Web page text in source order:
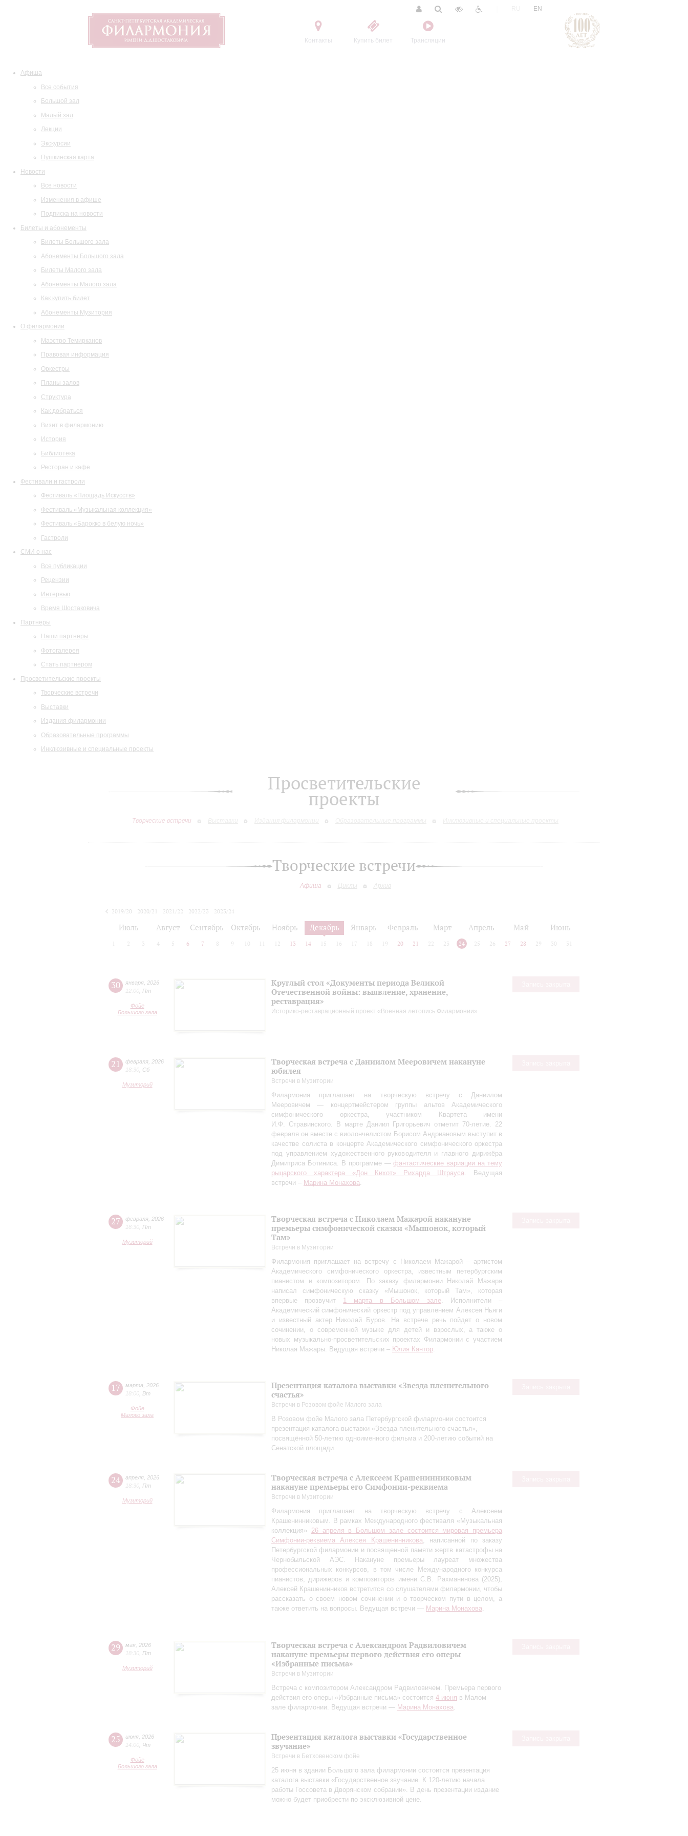
Контакты Купить билет Трансляции
EN
Афиша
Все события
Большой зал
Малый зал
Лекции
Экскурсии
Пушкинская карта
Новости
Все новости
Изменения в афише
Подписка на новости
Билеты и абонементы
Билеты Большого зала
Абонементы Большого зала
Билеты Малого зала
Абонементы Малого зала
Как купить билет
Абонементы Музитория
О филармонии
Маэстро Темирканов
Правовая информация
Оркестры
Планы залов
Структура
Как добраться
Визит в филармонию
История
Библиотека
Ресторан и кафе
Фестивали и гастроли
Фестиваль «Площадь Искусств»
Фестиваль «Музыкальная коллекция»
Фестиваль «Барокко в белую ночь»
Гастроли
СМИ о нас
Все публикации
Рецензии
Интервью
Время Шостаковича
Партнеры
Наши партнеры
Фотогалерея
Стать партнером
Просветительские проекты
Творческие встречи
Выставки
Издания филармонии
Образовательные программы
Инклюзивные и специальные проекты
Просветительские
проекты
Творческие встречи
Творческие встречи
Афиша Циклы Архив
2019/20 2020/21 2021/22 2022/23
2023/24
Июль Август Сентябрь Октябрь Ноябрь Декабрь Январь Февраль Март Апрель Май Июнь
2 3 4 5 6 7 8 9 10 12 13 14 15 16 17 18 19 20 21 22 23 24 25 26 27 28 29 30 31
30 января 2026
12:00 Пт
Фойе
Большого зала
Круглый стол «Документы периода Великой
Отечественной войны: выявление, хранение,
реставрация»
Историко-реставрационный проект «Военная летопись Филармонии»
21 февраля 2026
18:30 Сб
Музиторий
Творческая встреча с Даниилом Мееровичем накануне
юбилея
Встречи в Музитории
Филармония приглашает на творческую встречу с Даниилом
Мееровичем — концертмейстером группы альтов Академического
симфонического оркестра, участником Квартета имени
И.Ф. Стравинского. В марте Даниил Григорьевич отметит 70‑летие. 22
февраля он вместе с виолончелистом Борисом Андриановым выступит в
качестве солиста в концерте Академического симфонического оркестра
под управлением художественного руководителя и главного дирижёра
Димитриса Ботиниса. В программе — фантастические вариации на тему
рыцарского характера «Дон Кихот» Рихарда Штрауса. Ведущая
встречи – Марина Монахова.
27 февраля 2026
18:30 Пт
Музиторий
Творческая встреча с Николаем Мажарой накануне
премьеры симфонической сказки «Мышонок, который
Там»
Встречи в Музитории
Филармония приглашает на встречу с Николаем Мажарой – артистом
Академического симфонического оркестра, известным петербургским
пианистом и композитором. По заказу филармонии Николай Мажара
написал симфоническую сказку «Мышонок, который Там», которая
впервые прозвучит 1 марта в Большом зале. Исполнители –
Академический симфонический оркестр под управлением Алексея Ньяги
и известный актер Николай Буров. На встрече речь пойдет о новом
сочинении, о современной музыке для детей и взрослых, а также о
новых музыкально-просветительских проектах Филармонии с участием
Николая Мажары. Ведущая встречи – Юлия Кантор.
17 марта
2026
18:00
Вт
Фойе
Малого зала
Презентация каталога выставки «Звезда пленительного
счастья»
Встречи в Розовом фойе Малого зала
В Розовом фойе Малого зала Петербургской филармонии состоится
презентация каталога выставки «Звезда пленительного счастья»,
посвящённой 50-летию одноименного фильма и 200-летию событий на
Сенатской площади.
24 апреля 2026
18:30
Пт
Музиторий
Творческая встреча с Алексеем Крашенинниковым
накануне премьеры его Симфонии-реквиема
Встречи в Музитории
Филармония приглашает на творческую встречу с Алексеем
Крашенинниковым. В рамках Международного фестиваля «Музыкальная
коллекция» 26 апреля в Большом зале состоится мировая премьера
Симфонии-реквиема Алексея Крашенинникова, написанной по заказу
Петербургской филармонии и посвященной памяти жертв катастрофы на
Чернобыльской АЭС. Накануне премьеры лауреат множества
профессиональных конкурсов, в том числе Международного конкурса
пианистов, дирижеров и композиторов имени С.В. Рахманинова (2025),
Алексей Крашенинников встретится со слушателями филармонии, чтобы
рассказать о своем новом сочинении и о творческом пути в целом, а
также ответить на вопросы. Ведущая встречи — Марина Монахова.
29 мая 2026
18:30 Пт
Музиторий
Творческая встреча с Александром Радвиловичем
накануне премьеры первого действия его оперы
«Избранные письма»
Встречи в Музитории
Встреча с композитором Александром Радвиловичем. Премьера первого
действия его оперы «Избранные письма» состоится 4 июня в Малом
зале филармонии. Ведущая встречи — Марина Монахова
25 июня 2026
14:00 Чт
Фойе
Большого зала
Презентация каталога выставки «Государственное
звучание»
Встречи в Бетховенском фойе
25 июня в здании Большого зала филармонии состоится презентация
каталога выставки «Государственное звучание. К 120‑летию начала
работы Госсовета в Дворянском собрании». В день презентации издание
можно будет приобрести по эксклюзивной цене.